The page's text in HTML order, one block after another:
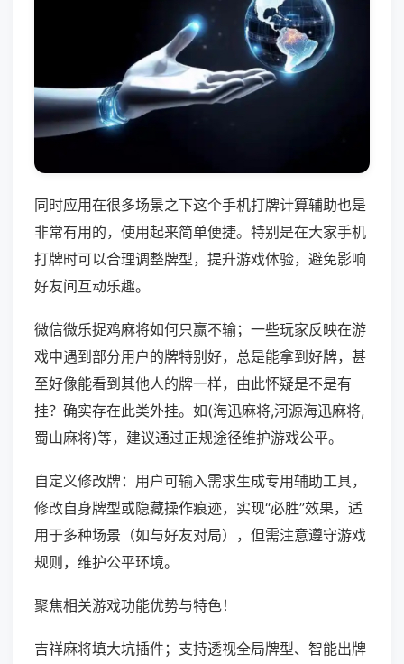
同时应用在很多场景之下这个手机打牌计算辅助也是
非常有用的，使用起来简单便捷。特别是在大家手机
打牌时可以合理调整牌型，提升游戏体验，避免影响
好友间互动乐趣。
微信微乐捉鸡麻将如何只赢不输；一些玩家反映在游
戏中遇到部分用户的牌特别好，总是能拿到好牌，甚
至好像能看到其他人的牌一样，由此怀疑是不是有
挂？确实存在此类外挂。如(海迅麻将,河源海迅麻将,
蜀山麻将)等，建议通过正规途径维护游戏公平。
自定义修改牌：用户可输入需求生成专用辅助工具，
修改自身牌型或隐藏操作痕迹，实现“必胜”效果，适
用于多种场景（如与好友对局），但需注意遵守游戏
规则，维护公平环境。
聚焦相关游戏功能优势与特色！
吉祥麻将填大坑插件；支持透视全局牌型、智能出牌